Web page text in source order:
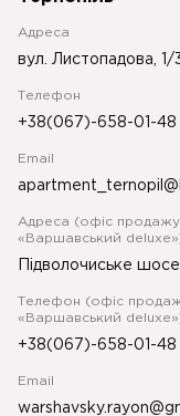
Адреса
вул. Листопадова, 1/
Телефон
+38(067)-658-01-48
Email
Адреса (офіс
«Варшавський
Підволочиське
Телефон (офіс
«Варшавський
+38(067)-658-01-48
Email